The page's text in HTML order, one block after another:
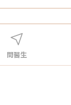
問醫生